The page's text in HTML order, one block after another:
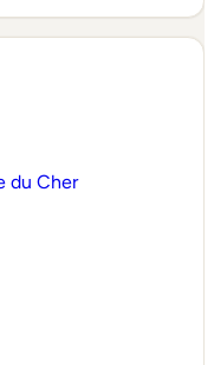
du Cher